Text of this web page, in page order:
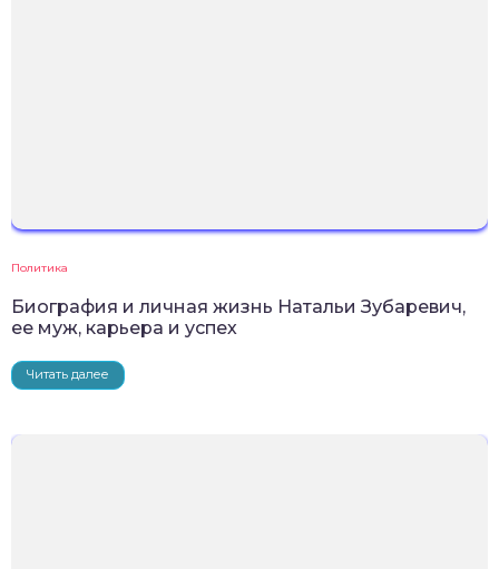
Политика
Биография и личная жизнь Натальи Зубаревич,
ее муж, карьера и успех
Читать далее